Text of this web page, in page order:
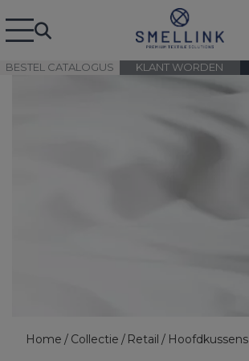
BESTEL CATALOGUS KLANT WORDEN
Home Collectie Retail Hoofdkussens